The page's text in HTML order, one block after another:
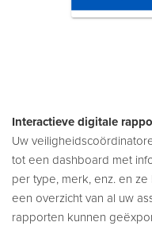
Interactieve digitale
Uw
tot een dashboard met
per type, merk, enz. en
een overzicht van al uw
rapporten kunnen